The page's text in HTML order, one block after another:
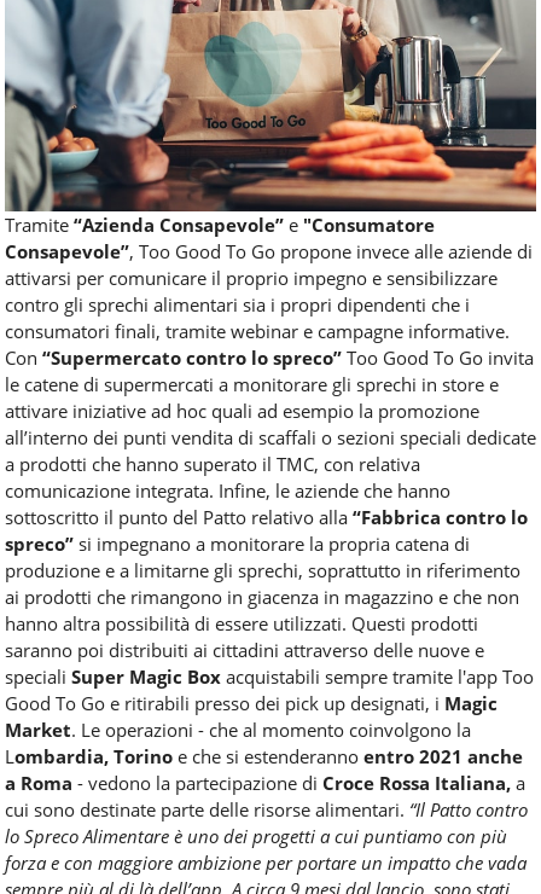
Tramite “Azienda Consapevole” e "Consumatore
Consapevole”, Too Good To Go propone invece alle aziende di
attivarsi per comunicare il proprio impegno e sensibilizzare
contro gli sprechi alimentari sia i propri dipendenti che i
consumatori finali, tramite webinar e campagne informative.
Con “Supermercato contro lo spreco” Too Good To Go invita
le catene di supermercati a monitorare gli sprechi in store e
attivare iniziative ad hoc quali ad esempio la promozione
all’interno dei punti vendita di scaffali o sezioni speciali dedicate
a prodotti che hanno superato il TMC, con relativa
comunicazione integrata. Infine, le aziende che hanno
sottoscritto il punto del Patto relativo alla “Fabbrica contro lo
spreco” si impegnano a monitorare la propria catena di
produzione e a limitarne gli sprechi, soprattutto in riferimento
ai prodotti che rimangono in giacenza in magazzino e che non
hanno altra possibilità di essere utilizzati. Questi prodotti
saranno poi distribuiti ai cittadini attraverso delle nuove e
speciali Super Magic Box acquistabili sempre tramite l'app Too
Good To Go e ritirabili presso dei pick up designati, i Magic
Market. Le operazioni - che al momento coinvolgono la
Lombardia, Torino e che si estenderanno entro 2021 anche
a Roma - vedono la partecipazione di Croce Rossa Italiana, a
cui sono destinate parte delle risorse alimentari. “Il Patto contro
lo Spreco Alimentare è uno dei progetti a cui puntiamo con più
forza e con maggiore ambizione per portare un impatto che vada